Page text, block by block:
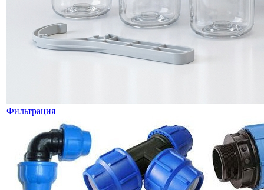
Фильтрация